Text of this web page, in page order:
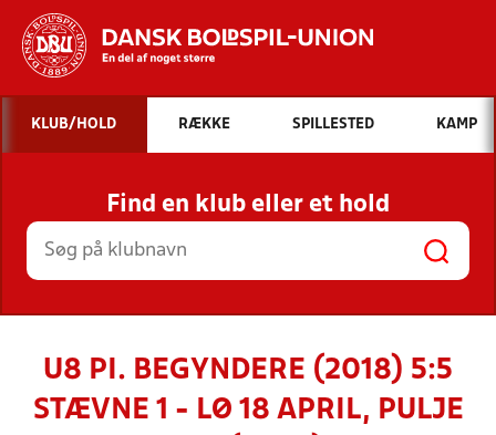
Hvad vil du søge efter?
INDHOLD OG NYHEDER
STILLINGER, RESULTATER, KLUBBER OG
HOLD
KLUB/HOLD RÆKKE SPILLESTED KAMP
Find en klub eller et hold
U8 PI. BEGYNDERE (2018) 5:5
STÆVNE 1 - LØ 18 APRIL, PULJE